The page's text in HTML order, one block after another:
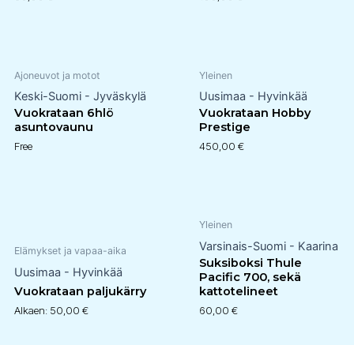
Ajoneuvot ja motot
Keski-Suomi - Jyväskylä
Vuokrataan 6hlö
asuntovaunu
Free
Yleinen
Uusimaa - Hyvinkää
Vuokrataan Hobby
Prestige
450,00 €
Elämykset ja vapaa-aika
Uusimaa - Hyvinkää
Vuokrataan paljukärry
Alkaen: 50,00 €
Yleinen
Varsinais-Suomi - Kaarina
Suksiboksi Thule
Pacific 700, sekä
kattotelineet
60,00 €